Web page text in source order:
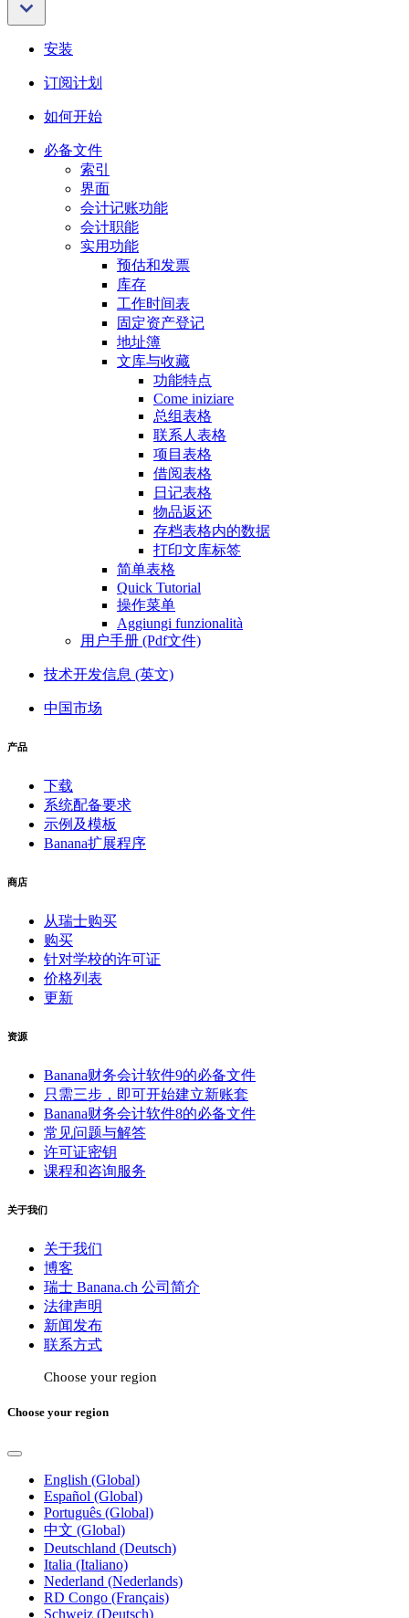
安装
订阅计划
如何开始
必备文件
索引
界面
会计记账功能
会计职能
实用功能
预估和发票
库存
工作时间表
固定资产登记
地址簿
文库与收藏
功能特点
Come iniziare
总组表格
联系人表格
项目表格
借阅表格
日记表格
物品返还
存档表格内的数据
打印文库标签
简单表格
Quick Tutorial
操作菜单
Aggiungi funzionalità
用户手册 (Pdf文件)
技术开发信息 (英文)
中国市场
产品
下载
系统配备要求
示例及模板
Banana扩展程序
商店
从瑞士购买
购买
针对学校的许可证
价格列表
更新
资源
Banana财务会计软件9的必备文件
只需三步，即可开始建立新账套
Banana财务会计软件8的必备文件
常见问题与解答
许可证密钥
课程和咨询服务
关于我们
关于我们
博客
瑞士 Banana.ch 公司简介
法律声明
新闻发布
联系方式
Choose your region
Choose your region
English (Global)
Español (Global)
Português (Global)
中文 (Global)
Deutschland (Deutsch)
Italia (Italiano)
Nederland (Nederlands)
RD Congo (Français)
Schweiz (Deutsch)